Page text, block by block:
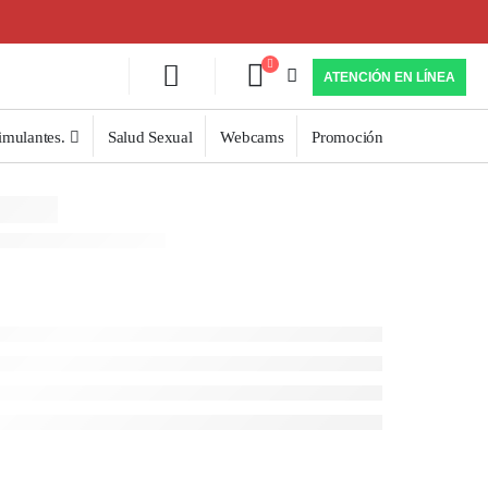
ATENCIÓN EN LÍNEA
Salud Sexual Webcams Promoción